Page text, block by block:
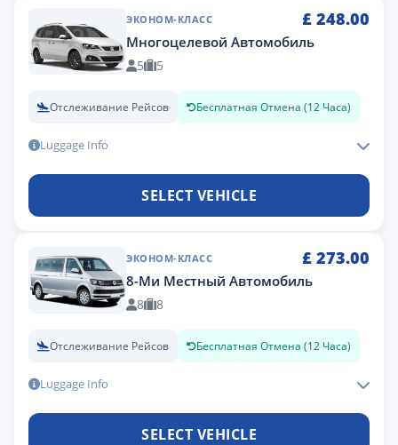
ЭКОНОМ-КЛАСС £ 248.00
Многоцелевой Автомобиль
5 5
Отслеживание Рейсов Бесплатная Отмена (12 Часа)
Luggage Info
SELECT VEHICLE
ЭКОНОМ-КЛАСС £ 273.00
8-Ми Местный Автомобиль
8 8
Отслеживание Рейсов Бесплатная Отмена (12 Часа)
Luggage Info
SELECT VEHICLE